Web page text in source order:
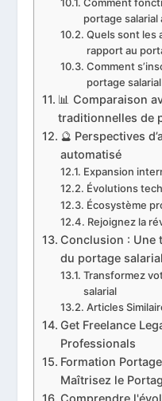
portage salarial
Quels sont les
rapport au
Comment
portage
📊 Comparaison
traditionnelles de
🔮 Perspectives
automatisé
Expansion
Évolutions
Écosystème
Rejoignez la
Conclusion : Une
du portage salarial
Transformez
salarial
Articles
Get Freelance
Professionals
Formation
Maîtrisez le